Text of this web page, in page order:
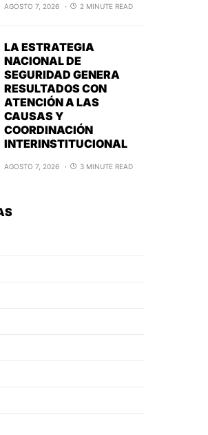
AGOSTO 7, 2026 2 MINUTE READ
LA ESTRATEGIA
NACIONAL DE
SEGURIDAD GENERA
RESULTADOS CON
ATENCIÓN A LAS
CAUSAS Y
COORDINACIÓN
INTERINSTITUCIONAL
AGOSTO 7, 2026 3 MINUTE READ